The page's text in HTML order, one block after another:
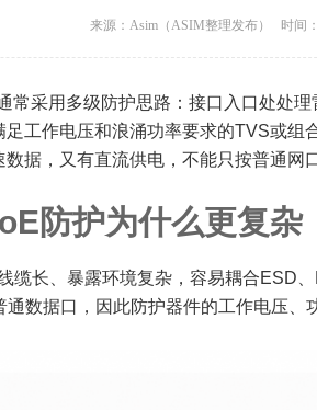
来源：Asim（ASIM整理发布） 时间
常采用多级防护思路：接口入口处处
工作电压和浪涌功率要求的TVS或组
据，又有直流供电，不能只按普通网
防护为什么更复杂
缆长、暴露环境复杂，容易耦合ESD
数据口，因此防护器件的工作电压、